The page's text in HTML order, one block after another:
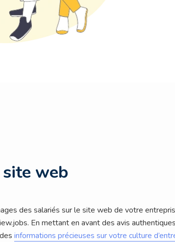
web
des salariés sur le site web de votre
En mettant en avant des avis
informations précieuses sur votre culture